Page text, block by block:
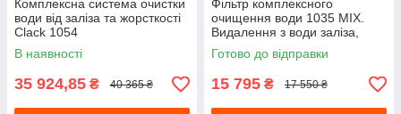
Комплексна система очистки
води від заліза та жорсткості
Clack 1054
В наявності
35 924,85 ₴ 40 365 ₴
Фільтр комплексного
очищення води 1035 MIX.
Видалення з води заліза,
марганцю, жорсткості та
амонію
Готово до відправки
15 795 ₴ 17 550 ₴